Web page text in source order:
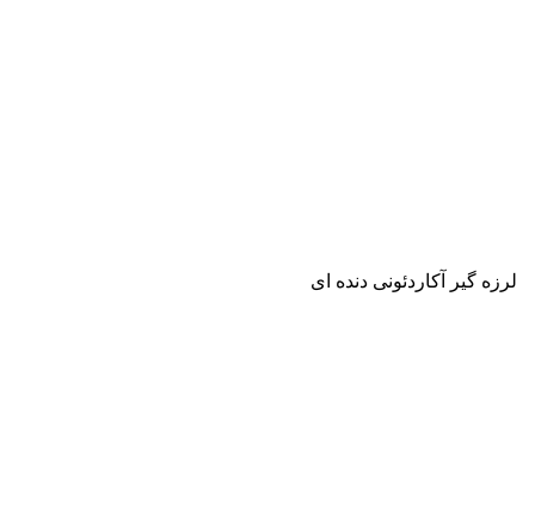
لرزه گیر آکاردئونی دنده ای